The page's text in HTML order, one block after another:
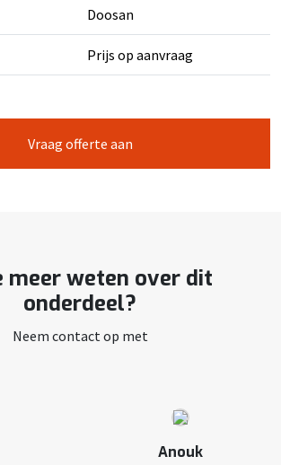
Doosan
Prijs op aanvraag
Vraag offerte aan
meer weten over dit
onderdeel?
Neem contact op met
Anouk